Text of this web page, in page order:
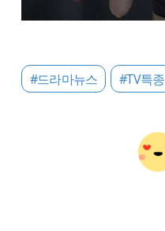
#드라마뉴스 #TV특종